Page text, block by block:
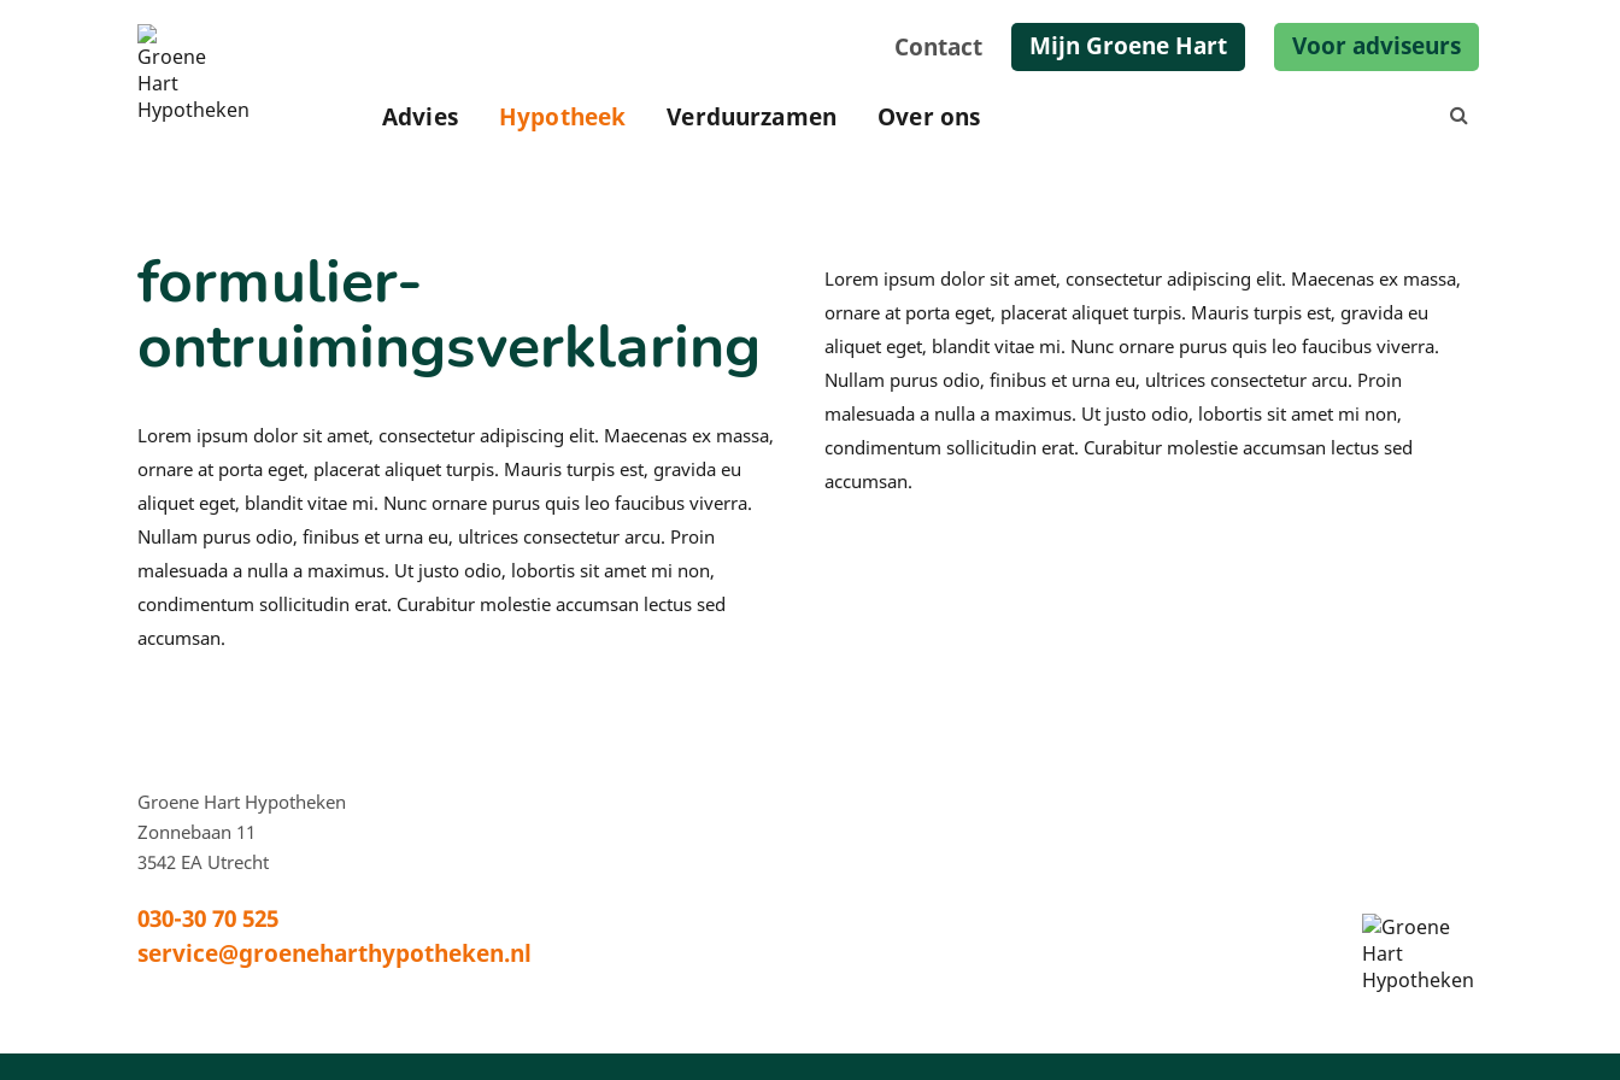
Advies Hypotheek Verduurzamen Over ons
Contact Mijn Groene Hart Voor adviseurs
formulier-
ontruimingsverklaring
Lorem ipsum dolor sit amet, consectetur adipiscing elit. Maecenas ex massa,
ornare at porta eget, placerat aliquet turpis. Mauris turpis est, gravida eu
aliquet eget, blandit vitae mi. Nunc ornare purus quis leo faucibus viverra.
Nullam purus odio, finibus et urna eu, ultrices consectetur arcu. Proin
malesuada a nulla a maximus. Ut justo odio, lobortis sit amet mi non,
condimentum sollicitudin erat. Curabitur molestie accumsan lectus sed
accumsan.
Lorem ipsum dolor sit amet, consectetur adipiscing elit. Maecenas ex massa,
ornare at porta eget, placerat aliquet turpis. Mauris turpis est, gravida eu
aliquet eget, blandit vitae mi. Nunc ornare purus quis leo faucibus viverra.
Nullam purus odio, finibus et urna eu, ultrices consectetur arcu. Proin
malesuada a nulla a maximus. Ut justo odio, lobortis sit amet mi non,
condimentum sollicitudin erat. Curabitur molestie accumsan lectus sed
accumsan.
Groene Hart Hypotheken
Zonnebaan 11
3542 EA Utrecht
030-30 70 525
service@groeneharthypotheken.nl